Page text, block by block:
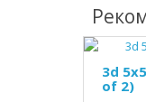
3d
of 2)